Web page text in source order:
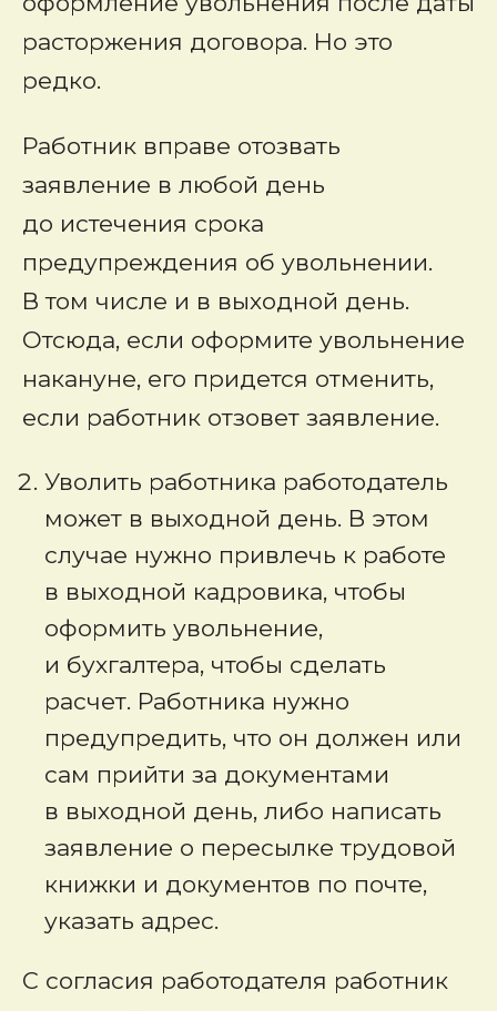
расторжения договора. Но это
редко.
Работник вправе отозвать
заявление в любой день
до истечения срока
предупреждения об увольнении.
В том числе и в выходной день.
Отсюда, если оформите увольнение
накануне, его придется отменить,
если работник отзовет заявление.
Уволить работника работодатель
может в выходной день. В этом
случае нужно привлечь к работе
в выходной кадровика, чтобы
оформить увольнение,
и бухгалтера, чтобы сделать
расчет. Работника нужно
предупредить, что он должен или
сам прийти за документами
в выходной день, либо написать
заявление о пересылке трудовой
книжки и документов по почте,
указать адрес.
С согласия работодателя работник